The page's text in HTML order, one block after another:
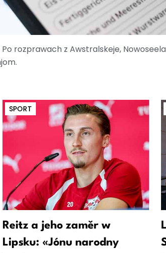
rozprawach z Awstralskeje,
SPORT
Reitz a jeho zaměr w
Lipsku: «Jónu narodny